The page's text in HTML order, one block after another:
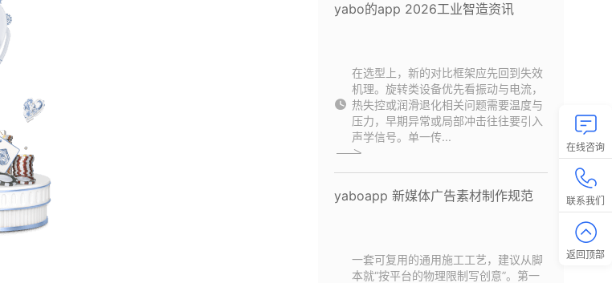
yabo的app 2026工业智造资讯
在选型上，新的对比框架应先回到失效
机理。旋转类设备优先看振动与电流，
热失控或润滑退化相关问题需要温度与
压力，早期异常或局部冲击往往要引入
声学信号。单一传...
yaboapp 新媒体广告素材制作规范
一套可复用的通用施工工艺，建议从脚
本就“按平台的物理限制写创意”。第一
在线咨询
联系我们
返回顶部